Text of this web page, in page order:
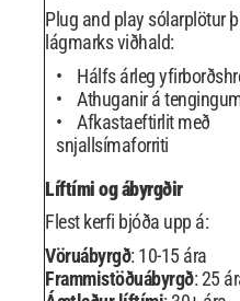
Plug and play sólarplötur
lágmarks viðhald:
Hálfs árleg
Athuganir á
Afkastaeftirlit með
snjallsímaforriti
Líftími og ábyrgðir
Flest kerfi bjóða upp á:
Vöruábyrgð: 10-15 ára
Frammistöðuábyrgð: 25